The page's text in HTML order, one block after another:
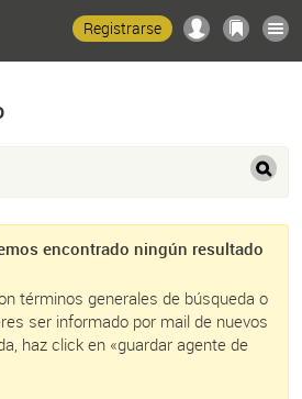
Registrarse
encontrado ningún resultado
términos generales de búsqueda o
ser informado por mail de nuevos
haz click en «guardar agente de